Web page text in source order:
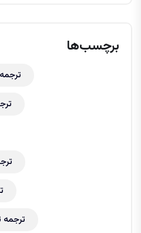
برچسب‌ها
ترجمه